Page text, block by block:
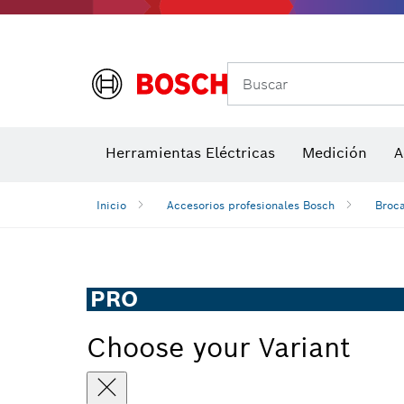
Buscar
Herramientas Eléctricas Medición
Inicio Accesorios profesionales Bosch
PRO
Choose your Variant